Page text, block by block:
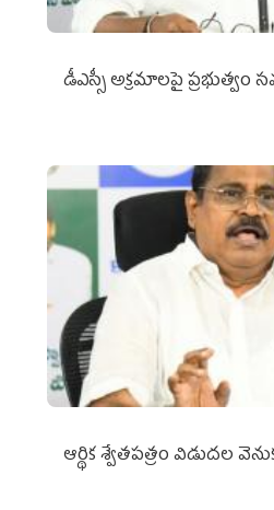
డీఎస్సీ అక్రమాలపై
ఆర్థిక శ్వేతపత్రం విడుదల